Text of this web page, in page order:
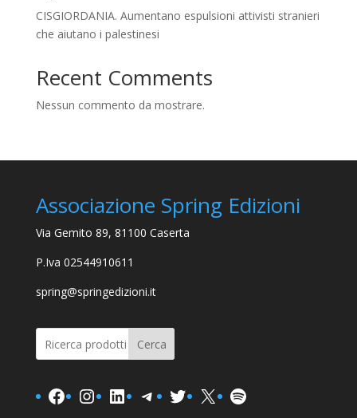
CISGIORDANIA. Aumentano espulsioni attivisti stranieri
che aiutano i palestinesi
Recent Comments
Nessun commento da mostrare.
Associazione Spring Edizioni
Via Gemito 89, 81100 Caserta
P.Iva 02544910611
spring@springedizioni.it
Cerca
Facebook
Instagram
LinkedIn
Telegram
Twitter
X Spotify